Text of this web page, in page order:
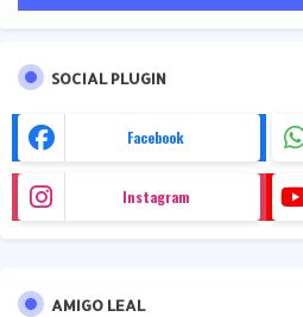
SOCIAL PLUGIN
Facebook
Instagram
AMIGO LEAL